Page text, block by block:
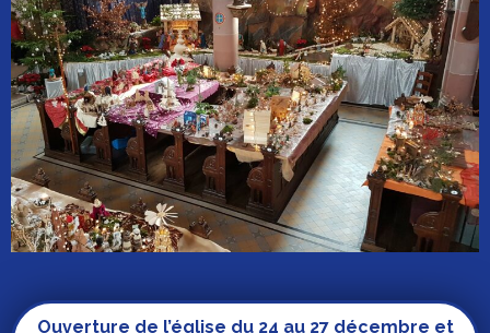
Ouverture de l’église du 24 au 27 décembre et